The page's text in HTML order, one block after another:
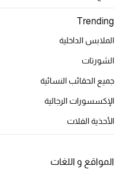
الحب للمحلي
الملابس الرياضية النسائية
تشكيلة الأعراس
Trending
الملابس الداخلية
الشورتات
جميع الحقائب النسائية
الإكسسورات الرجالية
الأحذية الفلات
المواقع و اللغات